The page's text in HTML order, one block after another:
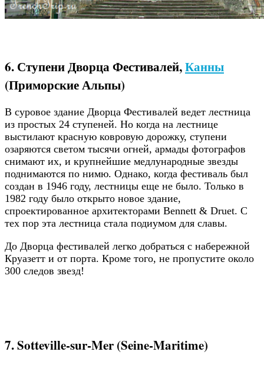
6. Ступени Дворца Фестивалей,Канны
(Приморские Альпы)
В суровое здание Дворца Фестивалей ведет лестница
из простых 24 ступеней. Но когда на лестнице
выстилают красную ковровую дорожку, ступени
озаряются светом тысячи огней, армады фотографов
снимают их, и крупнейшие медлународные звезды
поднимаются по нимю. Однако, когда фестиваль был
создан в 1946 году, лестницы еще не было. Только в
1982 году было открыто новое здание,
спроектированное архитекторами Bennett & Druet. С
тех пор эта лестница стала подиумом для славы.
До Дворца фестивалей легко добраться с набережной
Круазетт и от порта. Кроме того, не пропустите около
300 следов звезд!
7. Sotteville-sur-Mer (Seine-Maritime)